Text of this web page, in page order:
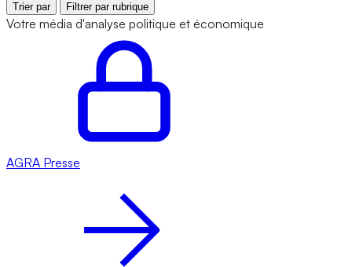
Trier par Filtrer par rubrique
Votre média d'analyse politique et économique
AGRA Presse